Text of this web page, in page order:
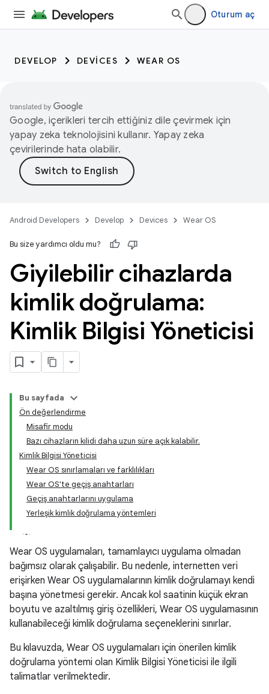
Oturum aç
DEVELOP DEVICES WEAR OS
Google, içerikleri tercih ettiğiniz dile çevirmek için
yapay zeka teknolojisini kullanır. Yapay zeka
çevirilerinde hata olabilir.
Android Developers Develop Devices Wear OS
Bu size yardımcı oldu mu?
Giyilebilir cihazlarda
kimlik doğrulama:
Kimlik Bilgisi Yöneticisi
Bu sayfada
Ön değerlendirme
Misafir modu
Bazı cihazların kilidi daha uzun süre açık kalabilir.
Kimlik Bilgisi Yöneticisi
Wear OS sınırlamaları ve farklılıkları
Wear OS'te geçiş anahtarları
Geçiş anahtarlarını uygulama
Yerleşik kimlik doğrulama yöntemleri
Wear OS uygulamaları, tamamlayıcı uygulama olmadan
bağımsız olarak çalışabilir. Bu nedenle, internetten veri
erişirken Wear OS uygulamalarının kimlik doğrulamayı kendi
başına yönetmesi gerekir. Ancak kol saatinin küçük ekran
boyutu ve azaltılmış giriş özellikleri, Wear OS uygulamasının
kullanabileceği kimlik doğrulama seçeneklerini sınırlar.
Bu kılavuzda, Wear OS uygulamaları için önerilen kimlik
doğrulama yöntemi olan Kimlik Bilgisi Yöneticisi ile ilgili
talimatlar verilmektedir.